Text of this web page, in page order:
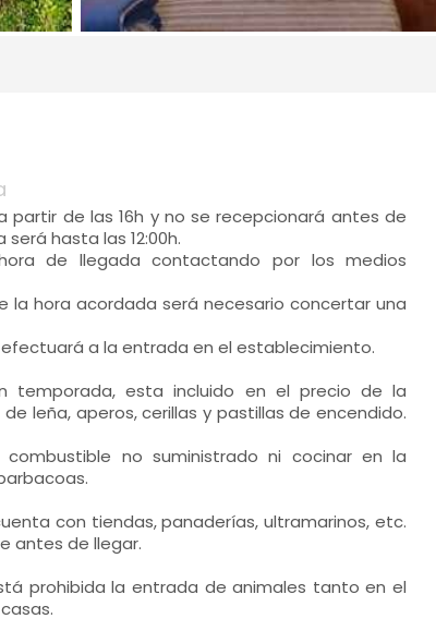
partir de las 16h y no se recepcionará antes de
será hasta las 12:00h.
de llegada contactando por los medios
la hora acordada será necesario concertar una
a la entrada en el establecimiento.
temporada, esta incluido en el precio de la
leña, aperos, cerillas y pastillas de encendido.
no suministrado ni cocinar en la
con tiendas, panaderías, ultramarinos, etc.
antes de llegar.
está prohibida la entrada de animales tanto en el